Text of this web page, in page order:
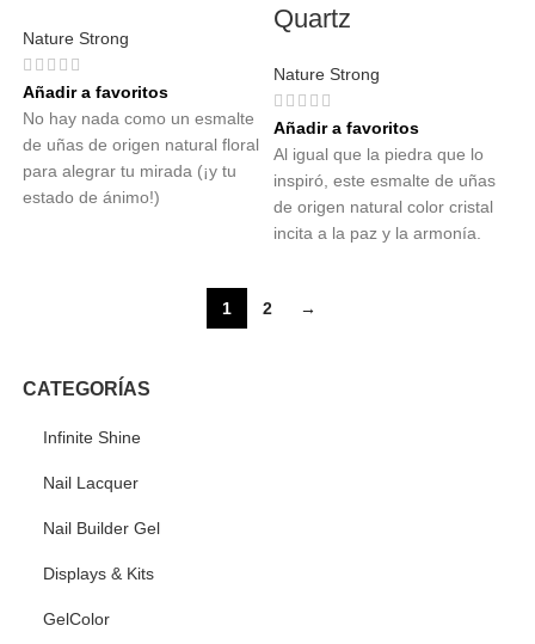
CATEGORÍAS
Infinite Shine
Nail Lacquer
Nail Builder Gel
Displays & Kits
GelColor
Nature Strong
Añadir a favoritos
No hay nada como un esmalte
de uñas de origen natural floral
para alegrar tu mirada (¡y tu
estado de ánimo!)
Quartz
Nature Strong
Añadir a favoritos
Al igual que la piedra que lo
inspiró, este esmalte de uñas
de origen natural color cristal
incita a la paz y la armonía.
1 2 →